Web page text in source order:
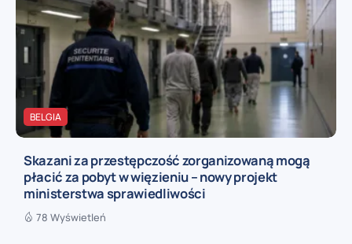
BELGIA
Skazani za przestępczość zorganizowaną mogą
płacić za pobyt w więzieniu – nowy projekt
ministerstwa sprawiedliwości
78 Wyświetleń